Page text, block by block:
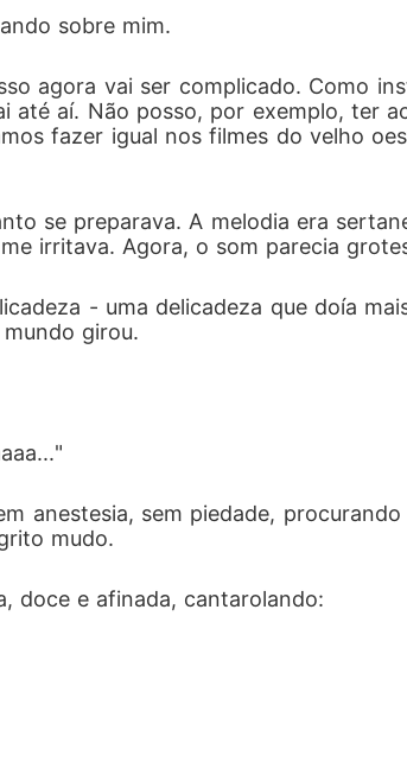
sobre mim.
agora vai ser complicado. Como
aí. Não posso, por exemplo, ter
fazer igual nos filmes do velho
se preparava. A melodia era
irritava. Agora, o som parecia
- uma delicadeza que doía
girou.
anestesia, sem piedade,
mudo.
doce e afinada, cantarolando: